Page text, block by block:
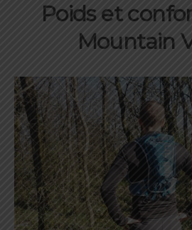
Poids et
Mountain